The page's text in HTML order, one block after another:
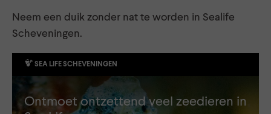
Neem een duik zonder nat te worden in Sealife
Scheveningen.
SEA LIFE SCHEVENINGEN
Ontmoet ontzettend veel zeedieren in